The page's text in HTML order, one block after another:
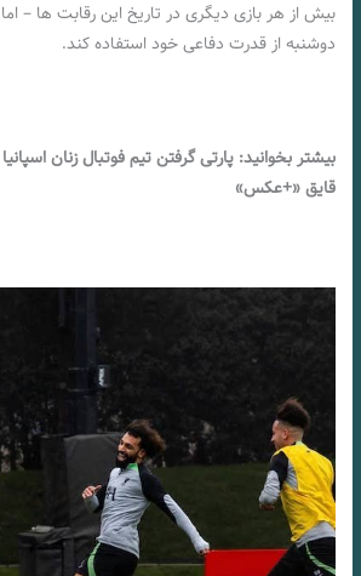
بیش از هر بازی دیگری در تاریخ این رقابت ها – اما
دوشنبه از قدرت دفاعی خود استفاده کند.
بیشتر بخوانید: پارتی گرفتن تیم فوتبال زنان
قایق «+عکس»